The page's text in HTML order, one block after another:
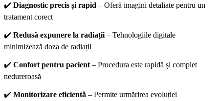
✔️ Diagnostic precis și rapid – Oferă imagini detaliate pentru un
tratament corect
✔️ Redusă expunere la radiații – Tehnologiile digitale
minimizează doza de radiații
✔️ Confort pentru pacient – Procedura este rapidă și complet
nedureroasă
✔️ Monitorizare eficientă – Permite urmărirea evoluției